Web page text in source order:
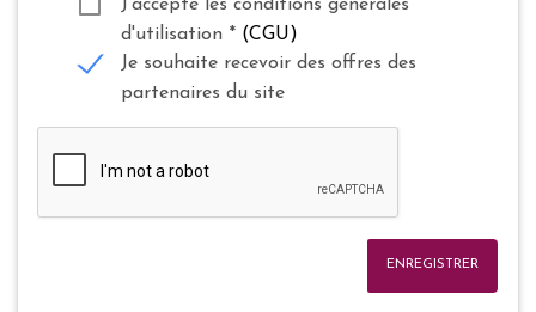
J'accepte les conditions générales
d'utilisation * (CGU)
Je souhaite recevoir des offres des
partenaires du site
ENREGISTRER